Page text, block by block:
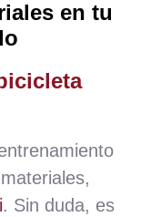
en tu
. Sin duda, es